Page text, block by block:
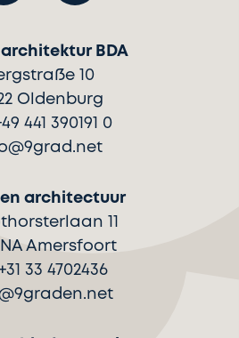
BDA
10
Oldenburg
441 390191 0
architectuur
11
NA Amersfoort
33 4702436